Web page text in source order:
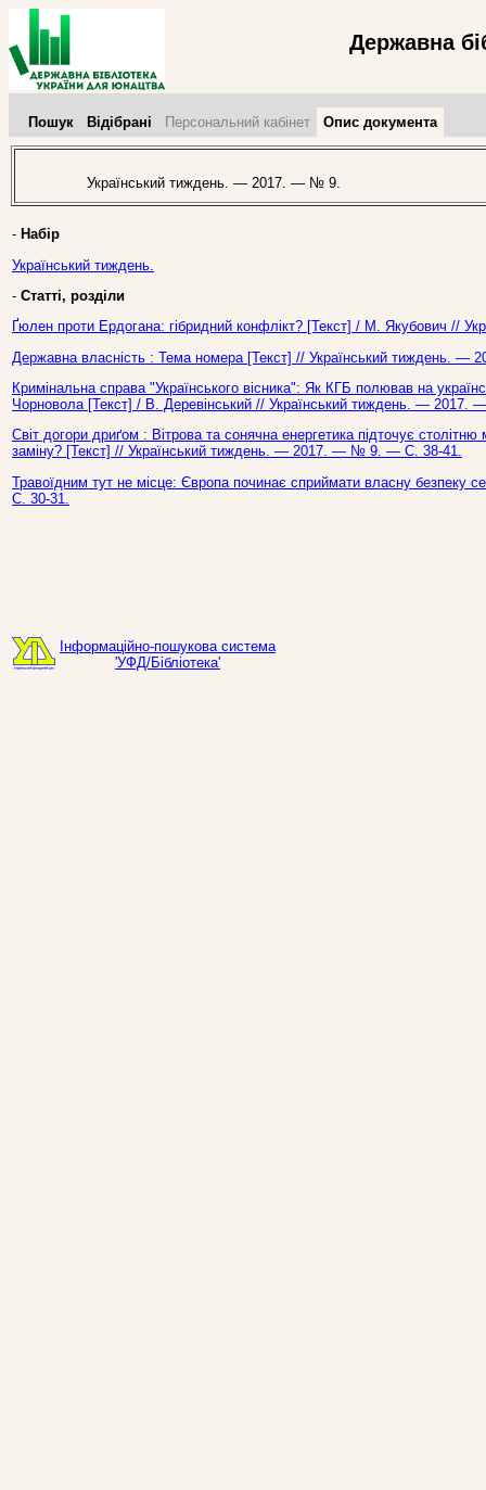
Державна
Пошук Відібрані Персональний кабінет Опис документа
Український тиждень. — 2017. — № 9.
- Набір
Український тиждень.
- Статті, розділи
Ґюлен проти Ердогана: гібридний конфлікт? [Текст] / М. Якубович
Державна власність : Тема номера [Текст] // Український тиждень.
Кримінальна справа "Українського вісника": Як КГБ полював на
Чорновола [Текст] / В. Деревінський // Український тиждень. —
Світ догори дриґом : Вітрова та сонячна енергетика підточує
заміну? [Текст] // Український тиждень. — 2017. — № 9. — С. 38-41.
Травоїдним тут не місце: Європа починає сприймати власну
С. 30-31.
Інформаційно-пошукова система
'УФД/Бібліотека'